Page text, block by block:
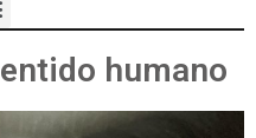
humano